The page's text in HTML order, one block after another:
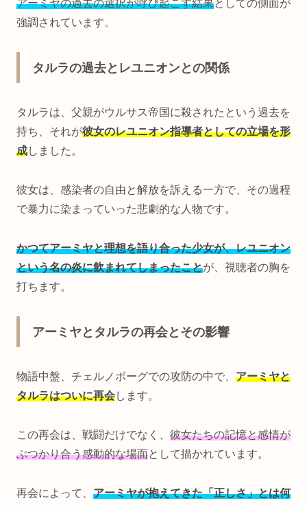
アーミヤの過去の選択が呼び起こす結果としての側面が
強調されています。
タルラの過去とレユニオンとの関係
タルラは、父親がウルサス帝国に殺されたという過去を
持ち、それが彼女のレユニオン指導者としての立場を形
成しました。
彼女は、感染者の自由と解放を訴える一方で、その過程
で暴力に染まっていった悲劇的な人物です。
かつてアーミヤと理想を語り合った少女が、レユニオン
という名の炎に飲まれてしまったことが、視聴者の胸を
打ちます。
アーミヤとタルラの再会とその影響
物語中盤、チェルノボーグでの攻防の中で、 アーミヤと
タルラはついに再会します。
この再会は、戦闘だけでなく、 彼女たちの記憶と感情が
ぶつかり合う感動的な場面として描かれています。
再会によって、 アーミヤが抱えてきた「正しさ」とは何